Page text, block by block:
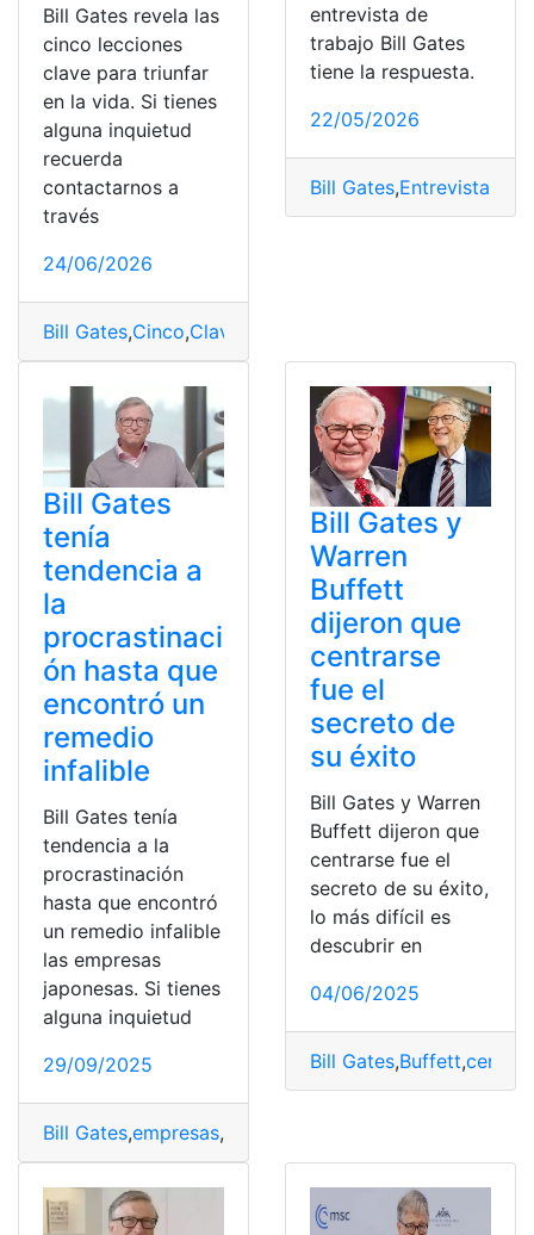
Bill Gates revela las
cinco lecciones
clave para triunfar
en la vida. Si tienes
alguna inquietud
recuerda
contactarnos a
través
24/06/2026
Bill Gates,Cinco,Clave
entrevista de
trabajo Bill Gates
tiene la respuesta.
22/05/2026
Bill Gates,Entrevista
Bill Gates
tenía
tendencia a
la
procrastinaci
ón hasta que
encontró un
remedio
infalible
Bill Gates tenía
tendencia a la
procrastinación
hasta que encontró
un remedio infalible
las empresas
japonesas. Si tienes
alguna inquietud
29/09/2025
Bill Gates,empresas,
Bill Gates y
Warren
Buffett
dijeron que
centrarse
fue el
secreto de
su éxito
Bill Gates y Warren
Buffett dijeron que
centrarse fue el
secreto de su éxito,
lo más difícil es
descubrir en
04/06/2025
Bill Gates,Buffett,